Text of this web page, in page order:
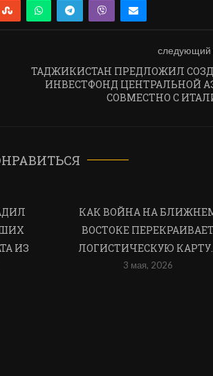
следующий
ТАДЖИКИСТАН ПРЕДЛОЖИЛ
ИНВЕСТФОНД ЦЕНТРАЛЬНОЙ
СОВМЕСТНО С
ИЗ
КАК ВОЙНА НА
ВОСТОКЕ ПЕРЕКРАИВАЕТ
ЛОГИСТИЧЕСКУЮ КАРТУ...
3 мая, 2026